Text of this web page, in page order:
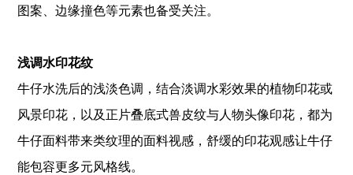
图案、边缘撞色等元素也备受关注。
浅调水印花纹
牛仔水洗后的浅淡色调，结合淡调水彩效果的植物印花或
风景印花，以及正片叠底式兽皮纹与人物头像印花，都为
牛仔面料带来类纹理的面料视感，舒缓的印花观感让牛仔
能包容更多元风格线。